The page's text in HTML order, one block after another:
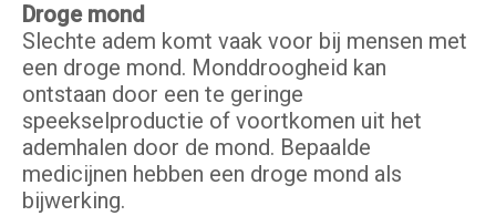
Droge mond
Slechte adem komt vaak voor bij mensen met
een droge mond. Monddroogheid kan
ontstaan door een te geringe
speekselproductie of voortkomen uit het
ademhalen door de mond. Bepaalde
medicijnen hebben een droge mond als
bijwerking.